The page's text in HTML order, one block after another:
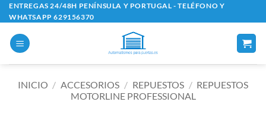
Saltar
al
contenido
ENTREGAS 24/48H PENÍNSULA Y PORTUGAL - TELÉFONO Y
WHATSAPP 629156370
INICIO / ACCESORIOS / REPUESTOS / REPUESTOS
MOTORLINE PROFESSIONAL